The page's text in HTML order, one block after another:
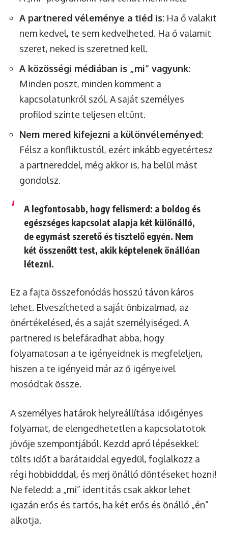
A partnered véleménye a tiéd is: Ha ő valakit
nem kedvel, te sem kedvelheted. Ha ő valamit
szeret, neked is szeretned kell.
A közösségi médiában is „mi” vagyunk:
Minden poszt, minden komment a
kapcsolatunkról szól. A saját személyes
profilod szinte teljesen eltűnt.
Nem mered kifejezni a különvéleményed:
Félsz a konfliktustól, ezért inkább egyetértesz
a partnereddel, még akkor is, ha belül mást
gondolsz.
A legfontosabb, hogy felismerd: a boldog és
egészséges kapcsolat alapja két különálló,
de egymást szerető és tisztelő egyén. Nem
két összenőtt test, akik képtelenek önállóan
létezni.
Ez a fajta összefonódás hosszú távon káros
lehet. Elveszítheted a saját önbizalmad, az
önértékelésed, és a saját személyiséged. A
partnered is belefáradhat abba, hogy
folyamatosan a te igényeidnek is megfeleljen,
hiszen a te igényeid már az ő igényeivel
mosódtak össze.
A személyes határok helyreállítása időigényes
folyamat, de elengedhetetlen a kapcsolatotok
jövője szempontjából. Kezdd apró lépésekkel:
tölts időt a barátaiddal egyedül, foglalkozz a
régi hobbidddal, és merj önálló döntéseket hozni!
Ne feledd: a „mi” identitás csak akkor lehet
igazán erős és tartós, ha két erős és önálló „én”
alkotja.